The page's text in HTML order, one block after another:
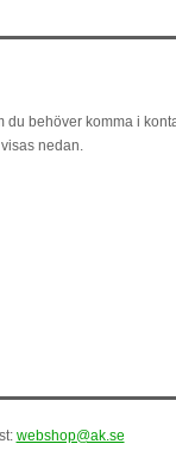
du behöver komma i
nedan.
webshop@ak.se